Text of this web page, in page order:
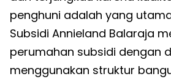
penghuni adalah yang
Subsidi Annieland Balaraja
perumahan subsidi dengan
menggunakan struktur